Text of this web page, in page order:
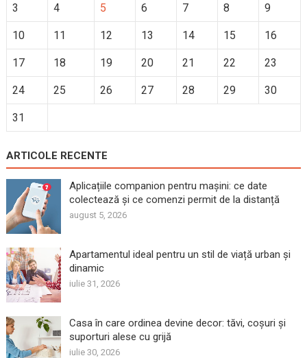
3 4 5 6 7 8 9
10 11 12 13 14 15 16
17 18 19 20 21 22 23
24 25 26 27 28 29 30
31
ARTICOLE RECENTE
Aplicațiile companion pentru mașini: ce date
colectează și ce comenzi permit de la distanță
august 5, 2026
Apartamentul ideal pentru un stil de viață urban și
dinamic
iulie 31, 2026
Casa în care ordinea devine decor: tăvi, coșuri și
suporturi alese cu grijă
iulie 30, 2026